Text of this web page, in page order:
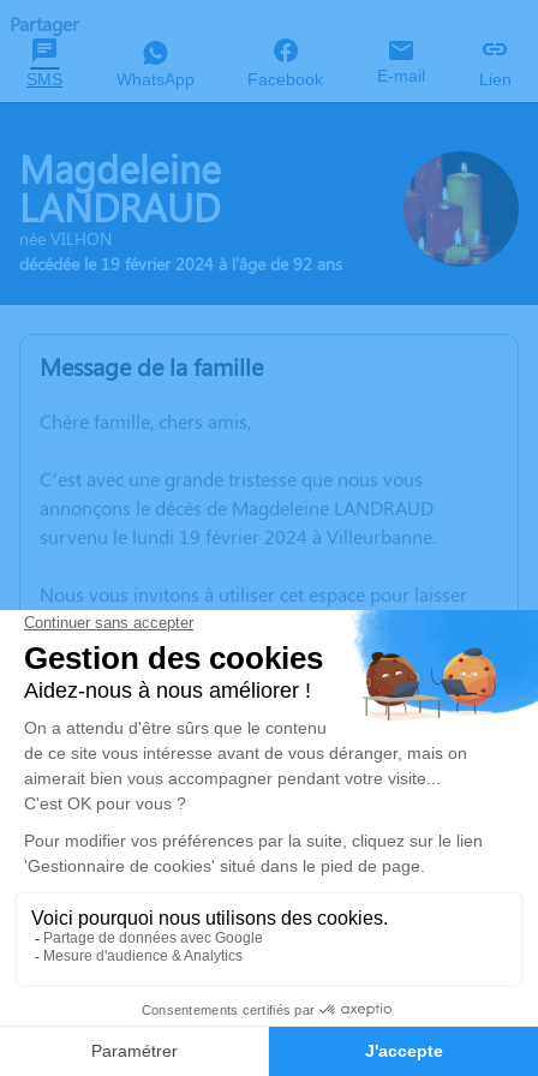
Faire-part Hommages
Partager
SMS WhatsApp Facebook E-mail Lien
Magdeleine
LANDRAUD
née VILHON
décédée le 19 février 2024 à l'âge de 92 ans
Message de la famille
Chère famille, chers amis,
C’est avec une grande tristesse que nous vous
annonçons le décès de Magdeleine LANDRAUD
survenu le lundi 19 février 2024 à Villeurbanne.
Nous vous invitons à utiliser cet espace pour laisser
vos condoléances, partager des photos souvenirs, une
anecdote ou exprimer vos pensées à travers des
poèmes ou des textes. Cet endroit est un lieu
d'expression dédié à honorer la mémoire de
Magdeleine LANDRAUD.
Un service de plantation d’arbre hommage est
disponible ici
Cérémonie religieuse
Église de Saint Alban de Saint-Alban-Auriolles
07120 Saint-Alban-Auriolles